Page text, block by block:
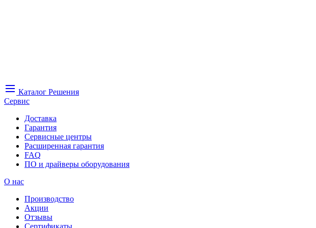
Каталог Решения
Сервис
Доставка
Гарантия
Сервисные центры
Расширенная гарантия
FAQ
ПО и драйверы оборудования
О нас
Производство
Акции
Отзывы
Сертификаты